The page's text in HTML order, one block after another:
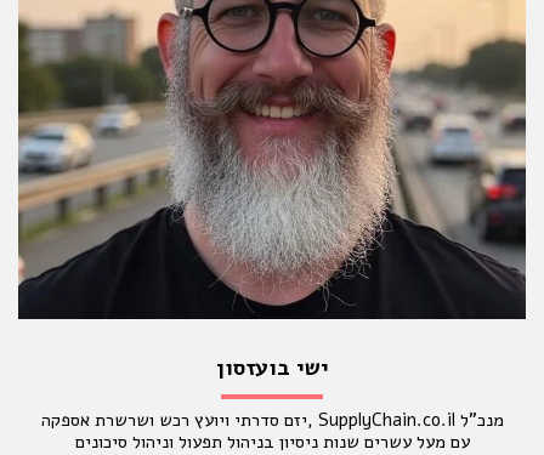
ישי בועזסון
מנכ"ל SupplyChain.co.il ,יזם סדרתי ויועץ רכש ושרשרת אספקה
עם מעל עשרים שנות ניסיון בניהול תפעול וניהול סיכונים